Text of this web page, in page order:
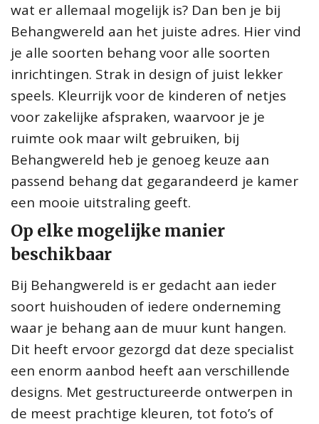
wat er allemaal mogelijk is? Dan ben je bij
Behangwereld aan het juiste adres. Hier vind
je alle soorten behang voor alle soorten
inrichtingen. Strak in design of juist lekker
speels. Kleurrijk voor de kinderen of netjes
voor zakelijke afspraken, waarvoor je je
ruimte ook maar wilt gebruiken, bij
Behangwereld heb je genoeg keuze aan
passend behang dat gegarandeerd je kamer
een mooie uitstraling geeft.
Op elke mogelijke manier
beschikbaar
Bij Behangwereld is er gedacht aan ieder
soort huishouden of iedere onderneming
waar je behang aan de muur kunt hangen.
Dit heeft ervoor gezorgd dat deze specialist
een enorm aanbod heeft aan verschillende
designs. Met gestructureerde ontwerpen in
de meest prachtige kleuren, tot foto’s of